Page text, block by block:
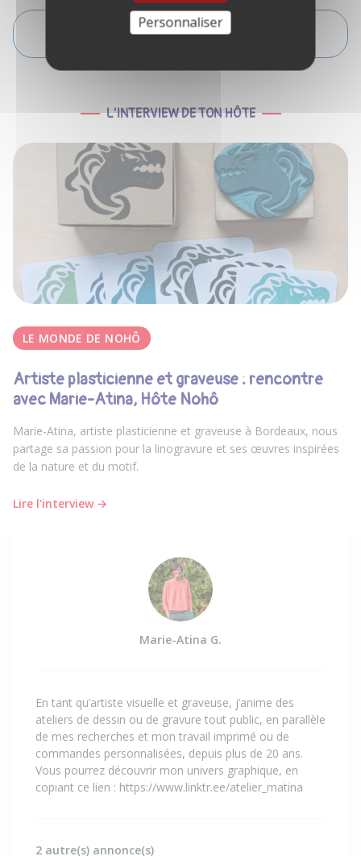
VOIR L'ITINÉRAIRE
L'INTERVIEW DE TON HÔTE
LE MONDE DE NOHÔ
Artiste plasticienne et graveuse : rencontre
avec Marie-Atina, Hôte Nohô
Marie-Atina, artiste plasticienne et graveuse à Bordeaux, nous
partage sa passion pour la linogravure et ses œuvres inspirées
de la nature et du motif.
Lire l'interview →
Marie-Atina G.
En tant qu’artiste visuelle et graveuse, j’anime des
ateliers de dessin ou de gravure tout public, en parallèle
de mes recherches et mon travail imprimé ou de
commandes personnalisées, depuis plus de 20 ans.
Vous pourrez découvrir mon univers graphique, en
copiant ce lien : https://www.linktr.ee/atelier_matina
2 autre(s) annonce(s)
Personnaliser